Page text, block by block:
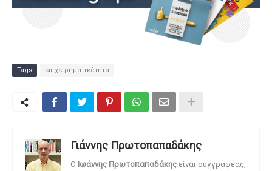
Tags επιχειρηματικότητα
Γιάννης Πρωτοπαπαδάκης
O Ιωάννης Πρωτοπαπαδάκης είναι συγγραφέας,